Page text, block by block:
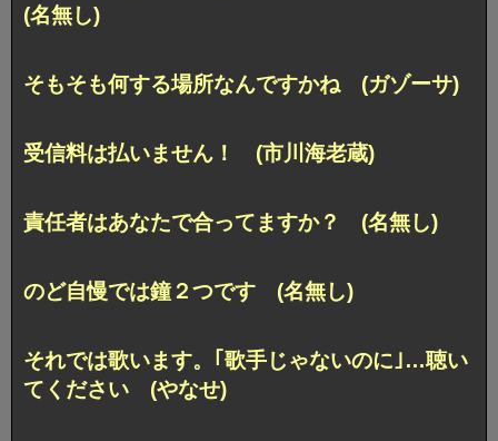
(名無し)
そもそも何する場所なんですかね (ガゾーサ)
受信料は払いません！ (市川海老蔵)
責任者はあなたで合ってますか？ (名無し)
のど自慢では鐘２つです (名無し)
それでは歌います。｢歌手じゃないのに｣…聴い
てください (やなせ)